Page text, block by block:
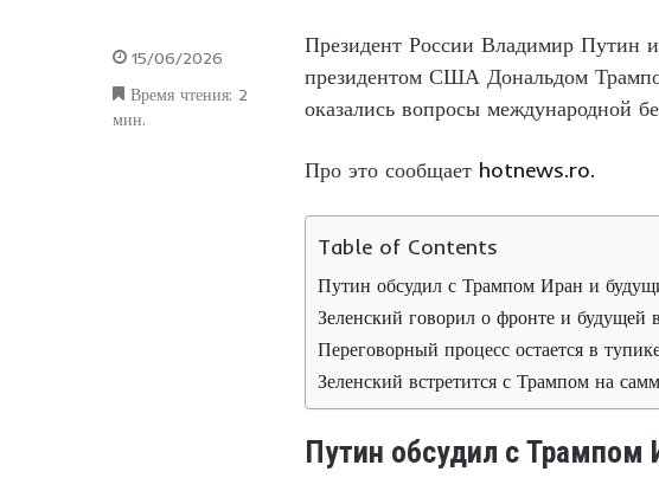
Президент России Владимир Путин
президентом США Дональдом
оказались вопросы международной
Про это сообщает hotnews.ro.
Table of Contents
Путин обсудил с Трампом Иран и
Зеленский говорил о фронте и будущей
Переговорный процесс остается в
Зеленский встретится с Трампом на
Путин обсудил с
15/06/2026
Время чтения: 2
мин.